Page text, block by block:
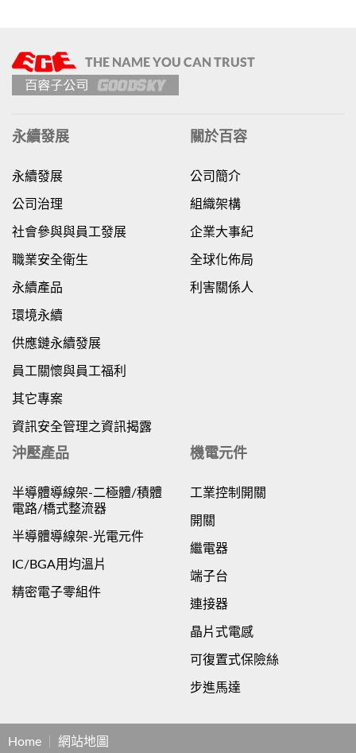
永續發展
永續發展
公司治理
社會參與與員工發展
職業安全衛生
永續產品
環境永續
供應鏈永續發展
員工關懷與員工福利
其它專案
資訊安全管理之資訊揭露
關於百容
公司簡介
組織架構
企業大事紀
全球化佈局
利害關係人
沖壓產品
半導體導線架-二極體/積體
電路/橋式整流器
半導體導線架-光電元件
IC/BGA用均溫片
精密電子零組件
機電元件
工業控制開關
開關
繼電器
端子台
連接器
晶片式電感
可復置式保險絲
步進馬達
Home 網站地圖